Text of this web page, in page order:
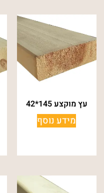
עץ מוקצע 145*42
מידע נוסף